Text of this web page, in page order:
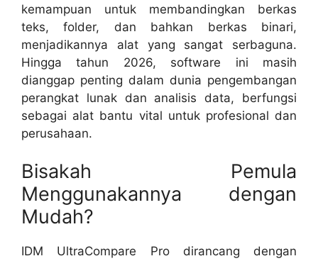
kemampuan untuk membandingkan berkas
teks, folder, dan bahkan berkas binari,
menjadikannya alat yang sangat serbaguna.
Hingga tahun 2026, software ini masih
dianggap penting dalam dunia pengembangan
perangkat lunak dan analisis data, berfungsi
sebagai alat bantu vital untuk profesional dan
perusahaan.
Bisakah Pemula
Menggunakannya dengan
Mudah?
IDM UltraCompare Pro dirancang dengan